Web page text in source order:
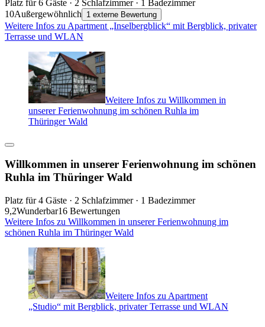
Platz für 6 Gäste · 2 Schlafzimmer · 1 Badezimmer
10Außergewöhnlich 1 externe Bewertung
Weitere Infos zu Apartment „Inselbergblick“ mit Bergblick, privater
Terrasse und WLAN
Weitere Infos zu Willkommen in
unserer Ferienwohnung im schönen Ruhla im
Thüringer Wald
Willkommen in unserer Ferienwohnung im schönen
Ruhla im Thüringer Wald
Platz für 4 Gäste · 2 Schlafzimmer · 1 Badezimmer
9,2Wunderbar16 Bewertungen
Weitere Infos zu Willkommen in unserer Ferienwohnung im
schönen Ruhla im Thüringer Wald
Weitere Infos zu Apartment
„Studio“ mit Bergblick, privater Terrasse und WLAN